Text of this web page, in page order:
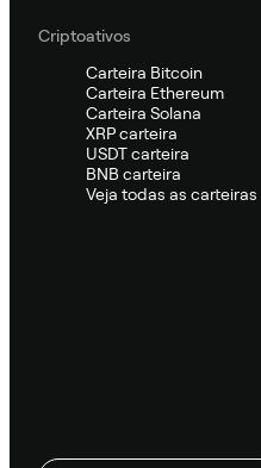
Criptoativos
Carteira Bitcoin
Carteira Ethereum
Carteira Solana
XRP carteira
USDT carteira
BNB carteira
Veja todas as carteiras